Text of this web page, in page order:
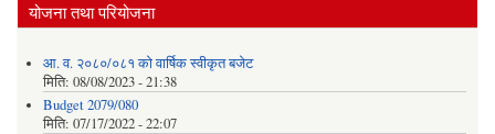
योजना तथा परियोजना
आ. व. २०८०/०८१ को वार्षिक स्वीकृत बजेट
मिति: 08/08/2023 - 21:38
Budget 2079/080
मिति: 07/17/2022 - 22:07